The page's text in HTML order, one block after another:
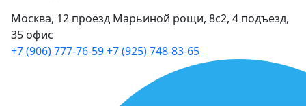
Москва, 12 проезд Марьиной рощи, 8с2, 4 подъезд,
35 офис
+7 (906) 777-76-59+7 (925) 748-83-65